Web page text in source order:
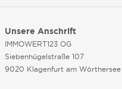
Unsere Anschrift
IMMOWERT123 OG
Siebenhügelstraße 107
9020 Klagenfurt am Wörthersee